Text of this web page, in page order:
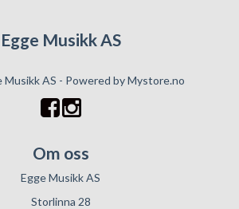
Egge Musikk AS
AS - Powered byMystore.no
Om oss
Egge Musikk AS
Storlinna 28